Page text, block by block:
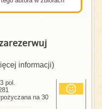
informacji)
pol.
na 30